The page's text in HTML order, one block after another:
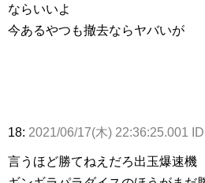
ならいいよ
今あるやつも撤去ならヤバいが
18: 2021/06/17(木) 22:36:25.001
言うほど勝てねえだろ出玉爆速機